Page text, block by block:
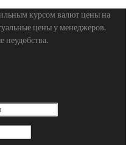
курсом валют цены на
цены у менеджеров.
неудобства.